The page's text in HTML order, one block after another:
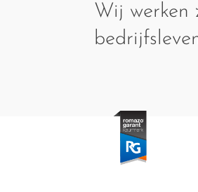
Wij werken